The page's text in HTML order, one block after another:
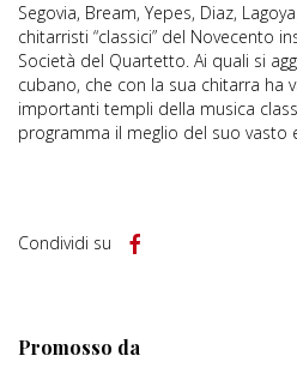
Segovia, Bream, Yepes, Diaz,
chitarristi “classici” del Novecento
Società del Quartetto. Ai quali si
cubano, che con la sua chitarra ha
importanti templi della musica
programma il meglio del suo vasto
Condividi su
Promosso da